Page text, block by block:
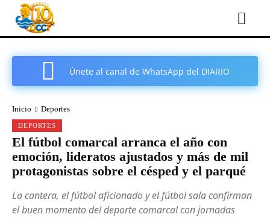
Únete al canal de WhatsApp del DIARIO
Inicio Deportes
DEPORTES
El fútbol comarcal arranca el año con
emoción, lideratos ajustados y más de mil
protagonistas sobre el césped y el parqué
La cantera, el fútbol aficionado y el fútbol sala confirman
el buen momento del deporte comarcal con jornadas